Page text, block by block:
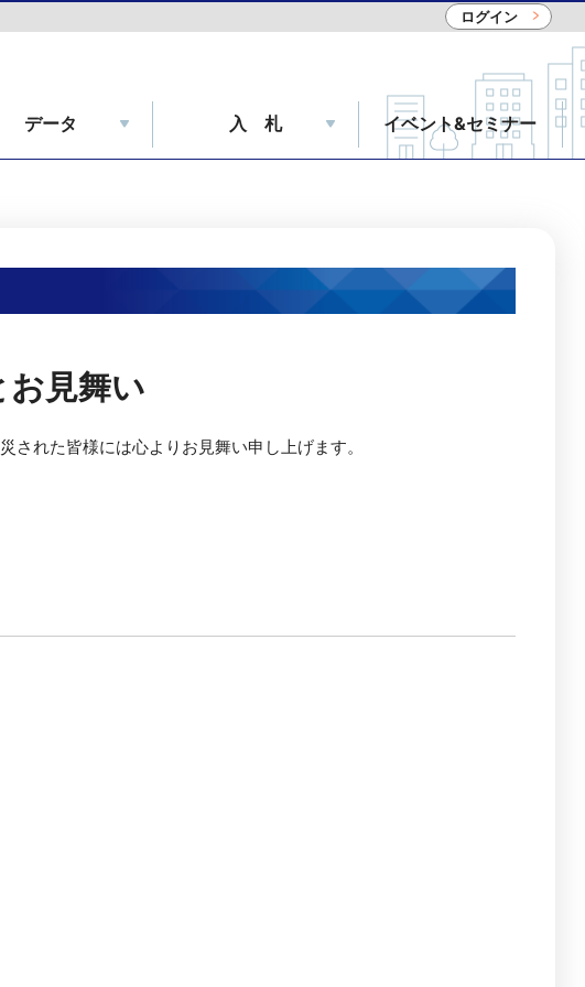
ログイン
データ 入 札 イベント&セミナー
お見舞い
れた皆様には心よりお見舞い申し上げます。